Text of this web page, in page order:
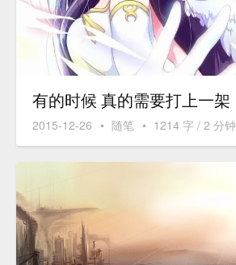
有的时候 真的需要打上一架
2015-12-26 • 随笔 • 1214 字 / 2 分钟